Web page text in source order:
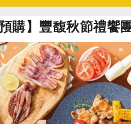
購】豐馥秋節禮饗